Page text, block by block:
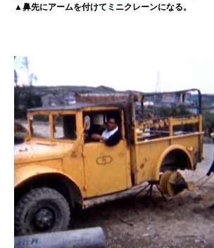
▲鼻先にアームを付けてミニクレーンになる。